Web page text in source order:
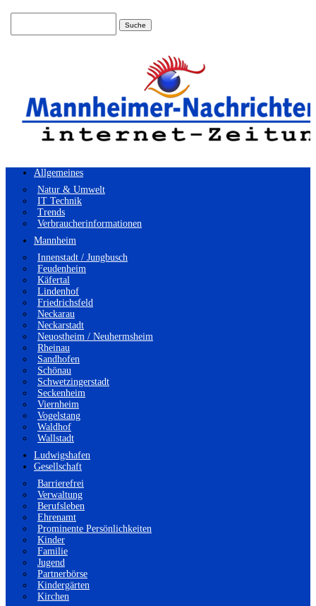
Allgemeines
Natur & Umwelt
IT Technik
Trends
Verbraucherinformationen
Mannheim
Innenstadt / Jungbusch
Feudenheim
Käfertal
Lindenhof
Friedrichsfeld
Neckarau
Neckarstadt
Neuostheim / Neuhermsheim
Rheinau
Sandhofen
Schönau
Schwetzingerstadt
Seckenheim
Viernheim
Vogelstang
Waldhof
Wallstadt
Ludwigshafen
Gesellschaft
Barrierefrei
Verwaltung
Berufsleben
Ehrenamt
Prominente Persönlichkeiten
Kinder
Familie
Jugend
Partnerbörse
Kindergärten
Kirchen